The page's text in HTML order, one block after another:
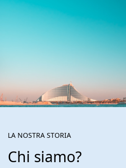
LA NOSTRA STORIA
Chi siamo?